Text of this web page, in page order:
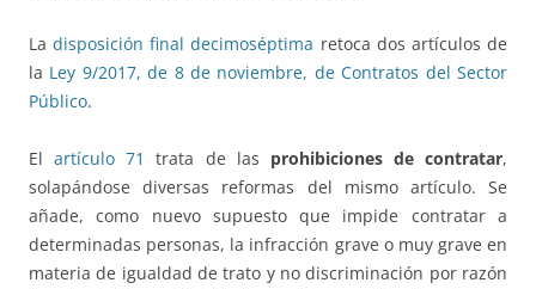
Ladisposición final decimoséptima retoca dos artículos de
la Ley 9/2017, de 8 de noviembre, de Contratos del Sector
Público.
Elartículo 71 trata de las prohibiciones de contratar,
solapándose diversas reformas del mismo artículo. Se
añade, como nuevo supuesto que impide contratar a
determinadas personas, la infracción grave o muy grave en
materia de igualdad de trato y no discriminación por razón